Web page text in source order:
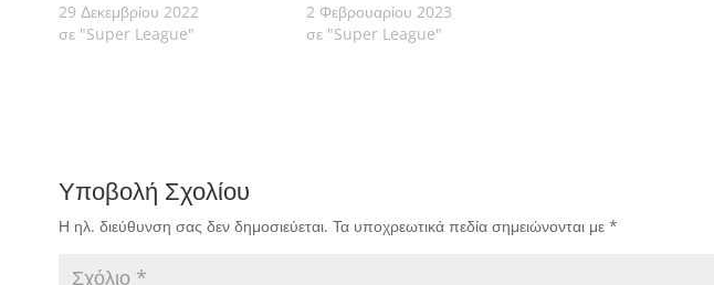
29 Δεκεμβρίου 2022
σε "Super League"
2 Φεβρουαρίου 2023
σε "Super League"
Υποβολή Σχολίου
Η ηλ. διεύθυνση σας δεν δημοσιεύεται. Τα υποχρεωτικά πεδία σημειώνονται με *